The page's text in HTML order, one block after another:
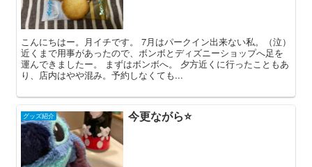
こんにちはー。月イチです。 7月はパークイン出来ない私。（泣）
近くまで用事があったので、ボンボとディズニーショップへ足を
運んできましたー。 まずはボンボへ。 夕方近くに行ったこともあ
り、店内はやや混み。予約しなくても...
グッズ紹介 今更ながら⭐️